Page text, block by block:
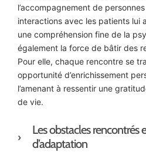
l’accompagnement de
interactions avec les patients lui
une compréhension fine de la
également la force de bâtir des
Pour elle, chaque rencontre se
opportunité d’enrichissement
l’amenant à ressentir une
de vie.
Les obstacles rencontrés
d’adaptation